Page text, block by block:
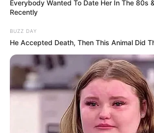
Everybody Wanted To Date Her In The 80s
Recently
BUZZ DAY
He Accepted Death, Then This Animal Did